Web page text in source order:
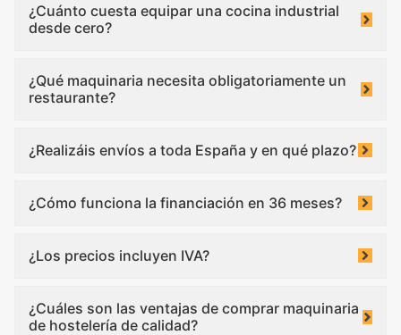
¿Cuánto cuesta equipar una cocina industrial
desde cero?
¿Qué maquinaria necesita obligatoriamente un
restaurante?
¿Realizáis envíos a toda España y en qué plazo?
¿Cómo funciona la financiación en 36 meses?
¿Los precios incluyen IVA?
¿Cuáles son las ventajas de comprar maquinaria
de hostelería de calidad?